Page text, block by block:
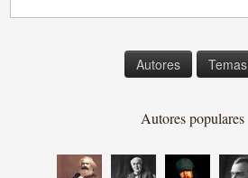
Autores Temas
Autores populares